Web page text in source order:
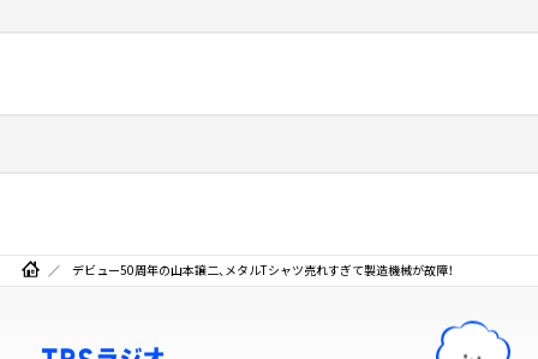
デビュー50周年の山本譲二、メタルTシャツ売れすぎて製造機械が故障！